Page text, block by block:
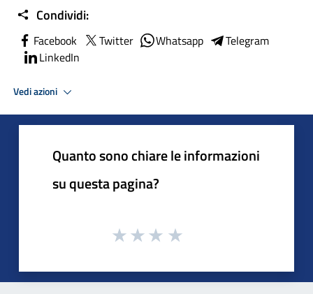
Condividi:
Facebook Twitter Whatsapp
Telegram
LinkedIn
Vedi azioni
Quanto sono chiare le informazioni
su questa pagina?